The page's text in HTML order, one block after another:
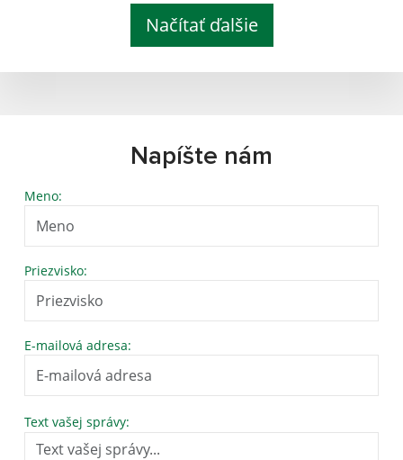
Načítať ďalšie
Napíšte nám
Meno:
Priezvisko:
E-mailová adresa:
Text vašej správy: